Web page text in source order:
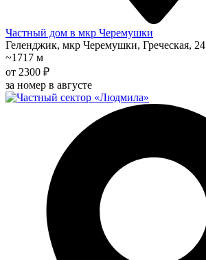
Частный дом в мкр Черемушки
Геленджик, мкр Черемушки, Греческая, 24
~1717 м
от 2300 ₽
за номер в августе